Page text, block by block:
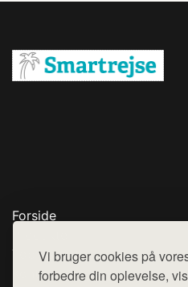
Vi bruger cookies på
forbedre din oplevelse,
Forside
Top Rabatter
Kontakt